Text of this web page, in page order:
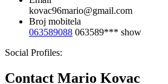
kovac96mario@gmail.com
Broj mobitela
063589088 063589*** show
Social Profiles:
Contact Mario Kovac